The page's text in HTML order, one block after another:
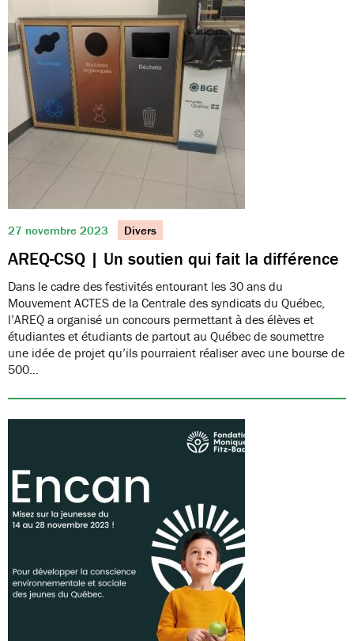
27 novembre 2023 Divers
AREQ-CSQ | Un soutien qui fait la différence
Dans le cadre des festivités entourant les 30 ans du
Mouvement ACTES de la Centrale des syndicats du Québec,
l’AREQ a organisé un concours permettant à des élèves et
étudiantes et étudiants de partout au Québec de soumettre
une idée de projet qu’ils pourraient réaliser avec une bourse de
500…